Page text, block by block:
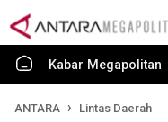
Kabar Megapolitan
ANTARA Lintas Daerah